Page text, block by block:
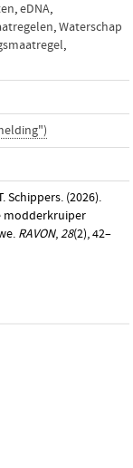
,eDNA,
,Waterschap
,
Schippers. (2026).
modderkruiper
RAVON,28(2), 42–